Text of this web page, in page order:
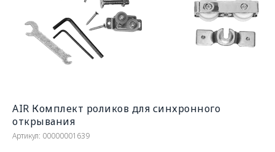
AIR Комплект роликов для синхронного
открывания
Артикул: 00000001639